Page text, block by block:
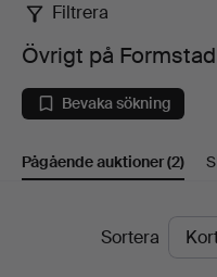
Övrigt
på
Formstad
Auktioner
Filtrera
Övrigt på
Bevaka sökning
Pågående auktioner(2)
PågåendeSortera